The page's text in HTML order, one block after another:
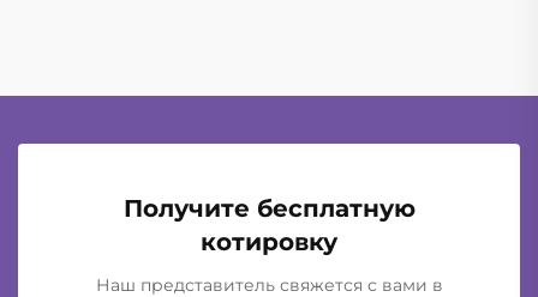
Получите бесплатную
котировку
Наш представитель свяжется с вами в